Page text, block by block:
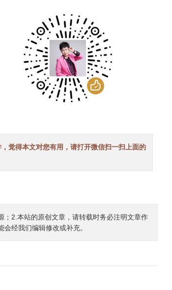
觉得本文对您有用，请打开微信扫一扫上面的
2.本站的原创文章，请转载时务必注明文章作
经我们编辑修改或补充。